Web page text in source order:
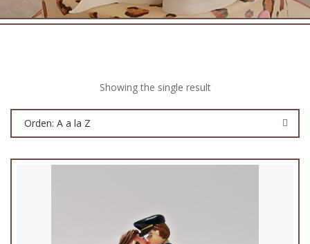
Showing the single result
Orden: A a la Z